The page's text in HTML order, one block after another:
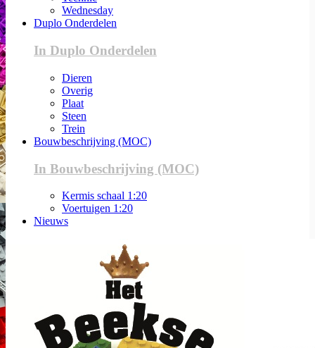
Wednesday
Duplo Onderdelen
In Duplo Onderdelen
Dieren
Overig
Plaat
Steen
Trein
Bouwbeschrijving (MOC)
In Bouwbeschrijving (MOC)
Kermis schaal 1:20
Voertuigen 1:20
Nieuws